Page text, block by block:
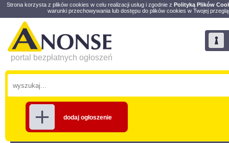
Strona korzysta z plików cookies w celu realizacji usług i zgodnie z Polityką Plików
warunki przechowywania lub dostępu do plików cookies w Twojej
portal bezpłatnych ogłoszeń
dodaj ogłoszenie